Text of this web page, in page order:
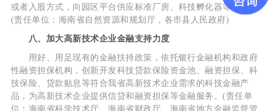
或者入股方式，向园区平台供应标准厂房、科技孵化器等用地。
(责任单位：海南省自然资源和规划厅，各市县人民政府)
八、加大高新技术企业金融支持力度
用好、用足现有的金融扶持政策，依托银行金融机构和政府
性融资担保机构，创新开发科技贷款保险资金池、融资担保、科
技保险、贷款贴息等符合我省高新技术企业需求的科技金融产
品，为高新技术企业提供信贷和融资担保等金融服务。(责任单
位：海南省科学技术厅、海南省财政厅、海南省地方金融监督管